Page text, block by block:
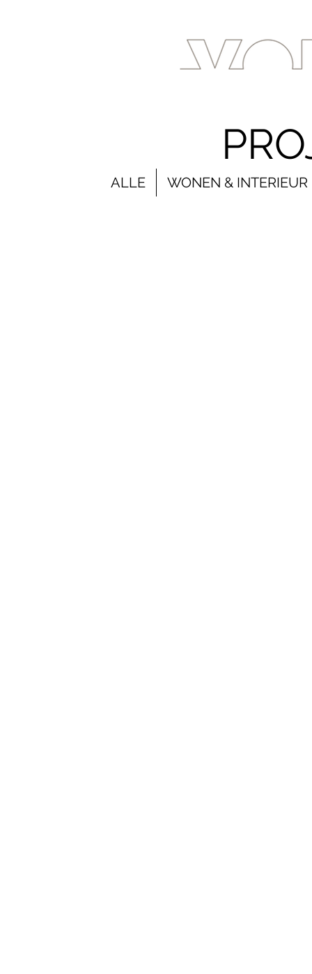
ALLE WONEN & INTERIEUR